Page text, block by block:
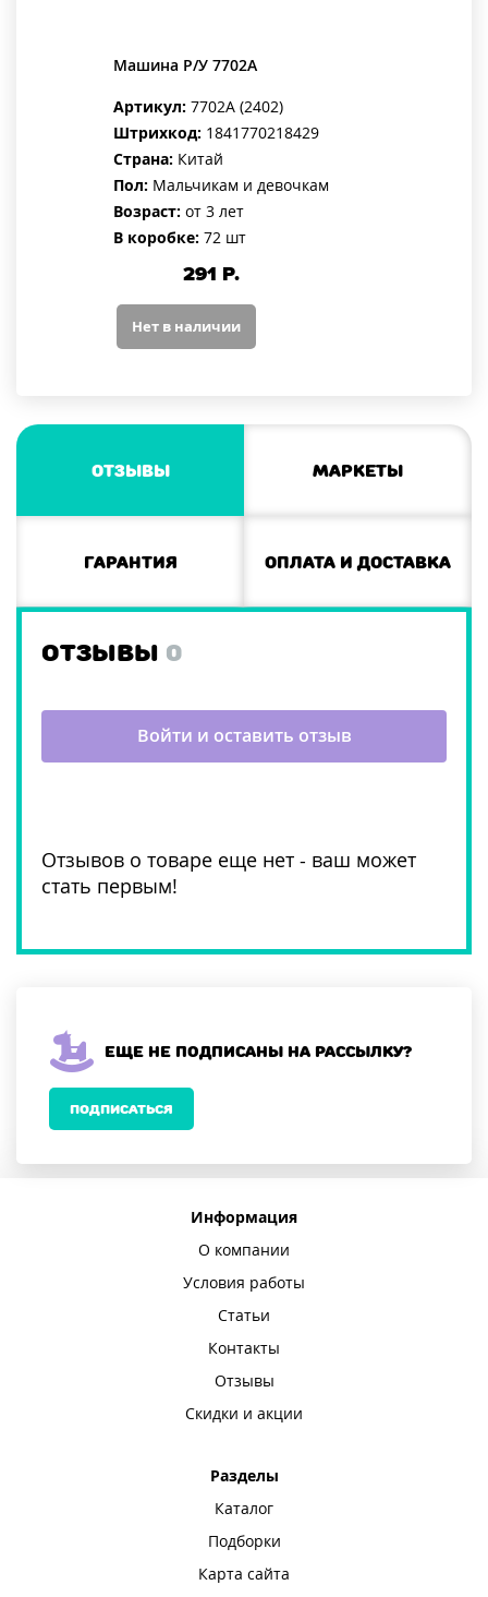
Машина Р/У 7702A
Артикул: 7702A (2402)
Штрихкод: 1841770218429
Страна: Китай
Пол: Мальчикам и девочкам
Возраст: от 3 лет
В коробке: 72 шт
291 Р.
Нет в наличии
Отзывы Маркеты
Гарантия Оплата и доставка
ОТЗЫВЫ 0
Отзывов о товаре еще нет - ваш может
стать первым!
Войти и оставить отзыв
Еще не подписаны на рассылку?
ПОДПИСАТЬСЯ
Информация
О компании
Условия работы
Статьи
Контакты
Отзывы
Скидки и акции
Разделы
Каталог
Подборки
Карта сайта